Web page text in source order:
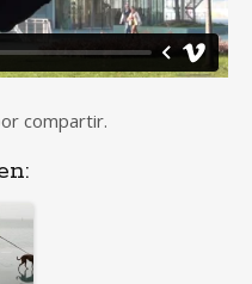
compartir.